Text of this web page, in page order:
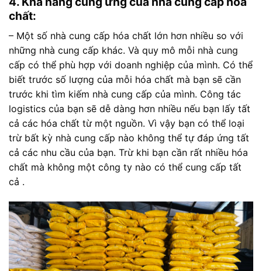
chất:
– Một số nhà cung cấp hóa chất lớn hơn nhiều so với
những nhà cung cấp khác. Và quy mô mỗi nhà cung
cấp có thể phù hợp với doanh nghiệp của mình. Có thể
biết trước số lượng của mỗi hóa chất mà bạn sẽ cần
trước khi tìm kiếm nhà cung cấp của mình. Công tác
logistics của bạn sẽ dễ dàng hơn nhiều nếu bạn lấy tất
cả các hóa chất từ một nguồn. Vì vậy bạn có thể loại
trừ bất kỳ nhà cung cấp nào không thể tự đáp ứng tất
cả các nhu cầu của bạn. Trừ khi bạn cần rất nhiều hóa
chất mà không một công ty nào có thể cung cấp tất
cả .